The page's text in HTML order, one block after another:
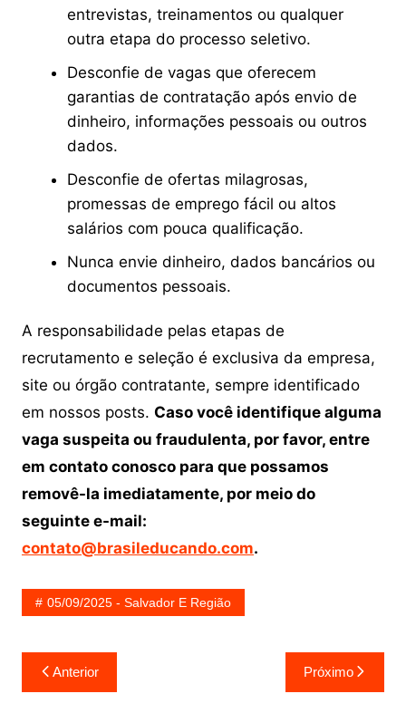
entrevistas, treinamentos ou qualquer
outra etapa do processo seletivo.
Desconfie de vagas que oferecem
garantias de contratação após envio de
dinheiro, informações pessoais ou outros
dados.
Desconfie de ofertas milagrosas,
promessas de emprego fácil ou altos
salários com pouca qualificação.
Nunca envie dinheiro, dados bancários ou
documentos pessoais.
A responsabilidade pelas etapas de
recrutamento e seleção é exclusiva da empresa,
site ou órgão contratante, sempre identificado
em nossos posts. Caso você identifique alguma
vaga suspeita ou fraudulenta, por favor, entre
em contato conosco para que possamos
removê-la imediatamente, por meio do
seguinte e-mail:
contato@brasileducando.com.
05/09/2025 - Salvador E Região
Navegação
de
Anterior Próximo